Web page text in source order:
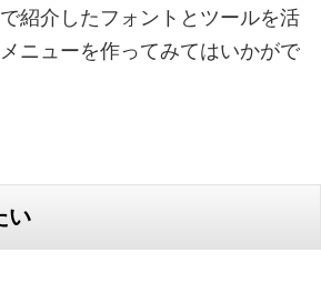
紹介したフォントとツールを活
ニューを作ってみてはいかがで
い